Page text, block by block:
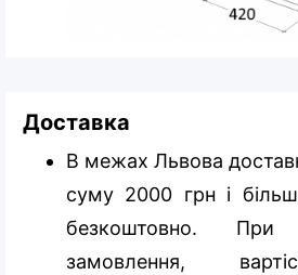
Доставка
В межах Львова
суму 2000 грн і
безкоштовно.
замовлення,